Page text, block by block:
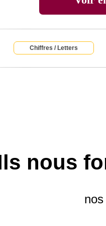
Chiffres / Letters
nous